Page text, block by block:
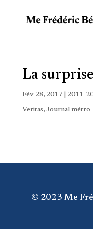
La surprise
Fév 28, 2017| 2011-
Veritas, Journal métro
© 2023 Me